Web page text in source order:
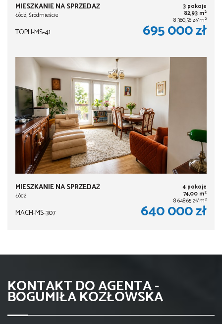
MIESZKANIE NA SPRZEDAŻ
Łódź, Śródmieście
3 pokoje
82,93 m2
8 380,56 zł/m2
TOPH-MS-41 695 000 zł
MIESZKANIE NA SPRZEDAŻ
Łódź
4 pokoje
74,00 m2
8 648,65 zł/m2
MACH-MS-307 640 000 zł
KONTAKT DO AGENTA -
BOGUMIŁA KOZŁOWSKA